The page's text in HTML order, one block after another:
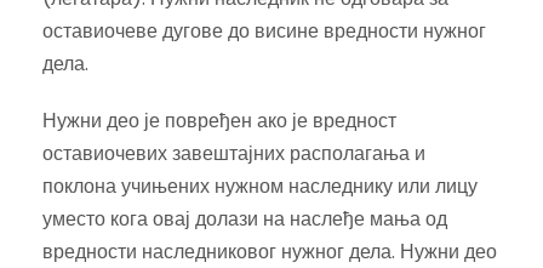
оставиочеве дугове до висине вредности нужног
дела.
Нужни део је повређен ако је вредност
оставиочевих завештајних располагања и
поклона учињених нужном наследнику или лицу
уместо кога овај долази на наслеђе мања од
вредности наследниковог нужног дела. Нужни део